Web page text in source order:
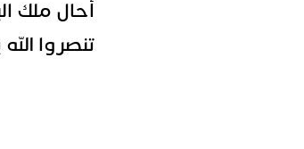
أحال ملك
تنصروا